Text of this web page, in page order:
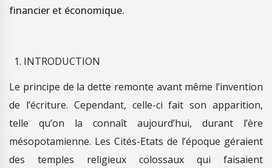
financier et économique.
INTRODUCTION
Le principe de la dette remonte avant même l’invention
de l’écriture. Cependant, celle-ci fait son apparition,
telle qu’on la connaît aujourd’hui, durant l’ère
mésopotamienne. Les Cités-Etats de l’époque géraient
des temples religieux colossaux qui faisaient